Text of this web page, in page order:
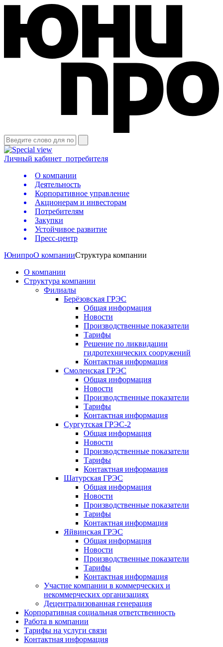
Личный кабинет потребителя
О компании
Деятельность
Корпоративное управление
Акционерам и инвесторам
Потребителям
Закупки
Устойчивое развитие
Пресс-центр
ЮнипроО компанииСтруктура компании
О компании
Структура компании
Филиалы
Берёзовская ГРЭС
Общая информация
Новости
Производственные показатели
Тарифы
Решение по ликвидации
гидротехнических сооружений
Контактная информация
Смоленская ГРЭС
Общая информация
Новости
Производственные показатели
Тарифы
Контактная информация
Сургутская ГРЭС-2
Общая информация
Новости
Производственные показатели
Тарифы
Контактная информация
Шатурская ГРЭС
Общая информация
Новости
Производственные показатели
Тарифы
Контактная информация
Яйвинская ГРЭС
Общая информация
Новости
Производственные показатели
Тарифы
Контактная информация
Участие компании в коммерческих и
некоммерческих организациях
Децентрализованная генерация
Корпоративная социальная ответственность
Работа в компании
Тарифы на услуги связи
Контактная информация